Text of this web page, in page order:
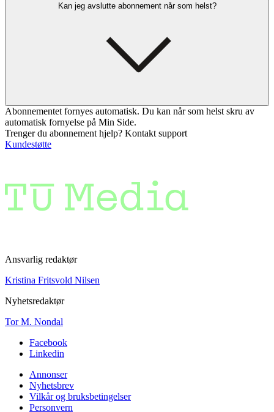
Kan jeg avslutte abonnement når som helst?
Abonnementet fornyes automatisk. Du kan når som helst skru av
automatisk fornyelse på Min Side.
Trenger du abonnement hjelp? Kontakt support
Kundestøtte
Ansvarlig redaktør
Kristina Fritsvold Nilsen
Nyhetsredaktør
Tor M. Nondal
Facebook
Linkedin
Annonser
Nyhetsbrev
Vilkår og bruksbetingelser
Personvern